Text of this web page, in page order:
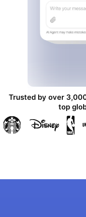
Trusted by over
top